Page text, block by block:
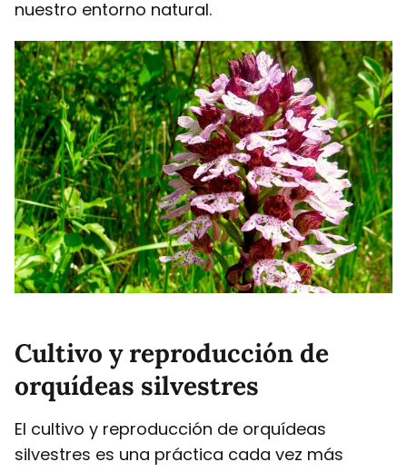
nuestro entorno natural.
Cultivo y reproducción de
orquídeas silvestres
El cultivo y reproducción de orquídeas
silvestres es una práctica cada vez más